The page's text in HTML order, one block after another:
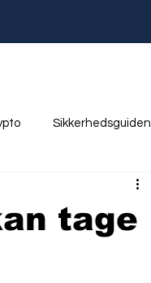
Sikkerhedsguiden
tage